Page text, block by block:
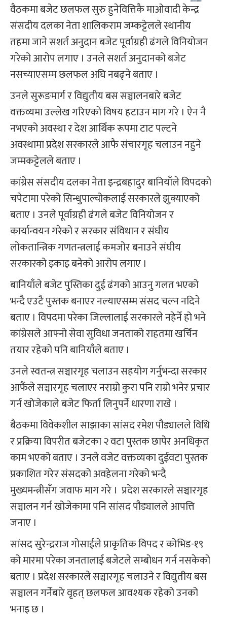
वैठकमा बजेट छलफल सुरु हुनेवित्तिकै माओवादी केन्द्र
संसदीय दलका नेता शालिकराम जम्कट्टेलले स्थानीय
तहमा जाने सशर्त अनुदान बजेट पूर्वाग्रही ढंगले विनियोजन
गरेको आरोप लगाए । उनले सशर्त अनुदानको बजेट
नसच्याएसम्म छलफल अघि नबढ्ने बताए ।
उनले सुरूङमार्ग र विद्युतीय बस सञ्चालनबारे बजेट
वक्तव्यमा उल्लेख गरिएको विषय हटाउन माग गरे । ऐन नै
नभएको अवस्था र देश आर्थिक रूपमा टाट पल्टने
अवस्थामा प्रदेश सरकारले आफै संचारगृह चलाउन नहुने
जम्मकट्टेलले बताए ।
कांग्रेस संसदीय दलका नेता इन्द्रबहादुर बानियाँले विपदको
चपेटामा परेको सिन्धुपाल्चोकलाई सरकारले झुक्याएको
बताए । उनले पूर्वाग्रही ढंगले बजेट विनियोजन र
कार्यान्वयन गरेको र सरकार संविधान र संघीय
लोकतान्त्रिक गणतन्त्रलाई कमजोर बनाउने संघीय
सरकारको इकाइ बनेको आरोप लगाए ।
बानियाँले बजेट पुस्तिका दुई ढंगको आउनु गलत भएको
भन्दै एउटै पुस्तक बनाएर नल्याएसम्म संसद चल्न नदिने
बताए । विपदमा परेका जिल्लालाई सरकारले नहेर्ने हो भने
कांग्रेसले आफ्नो सेवा सुविधा जनताको राहतमा खर्चिन
तयार रहेको पनि बानियाँले बताए ।
उनले स्वतन्त्र सञ्चारगृह चलाउन सहयोग गर्नुभन्दा सरकार
आफैंले सञ्चारगृह चलाएर नराम्रो कुरा पनि राम्रो भनेर प्रचार
गर्न खोजेकाले बजेट फिर्ता लिनुपर्ने धारणा राखे ।
बैठकमा विवेकशील साझाका सांसद रमेश पौड्यालले विधि
र प्रक्रिया विपरीत बजेटका २ वटा पुस्तक छापेर अनधिकृत
काम भएको बताए । उनले वजेट वक्तव्यका दुईवटा पुस्तक
प्रकाशित गरेर संसदको अवहेलना गरेको भन्दै
मुख्यमन्त्रीसँग जवाफ माग गरे । प्रदेश सरकारले सञ्चारगृह
सञ्चालन गर्न खोजेकामा पनि सांसद पौड्यालले आपत्ति
जनाए ।
सांसद सुरेन्द्रराज गोसाईले प्राकृतिक विपद र कोभिड-१९
को मारमा परेका जनतालाई बजेटले सम्बोधन गर्न नसकेको
बताए । प्रदेश सरकारले सञ्चारगृह चलाउने र विद्युतीय बस
सञ्चालन गर्नेबारे वृहत् छलफल आवश्यक रहेको उनको
भनाइ छ ।